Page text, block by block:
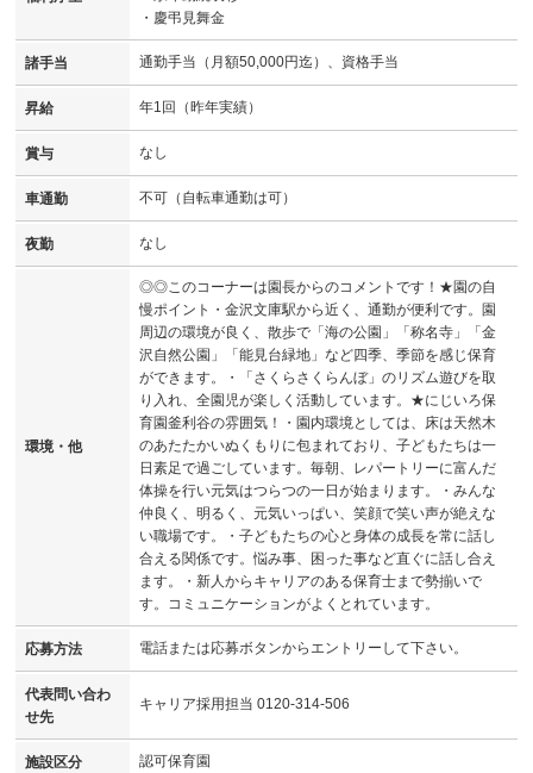
・慶弔見舞金
諸手当 通勤手当（月額50,000円迄）、資格手当
昇給 年1回（昨年実績）
賞与 なし
車通勤 不可（自転車通勤は可）
夜勤 なし
環境・他
◎◎このコーナーは園長からのコメントです！★園の自
慢ポイント・金沢文庫駅から近く、通勤が便利です。園
周辺の環境が良く、散歩で「海の公園」「称名寺」「金
沢自然公園」「能見台緑地」など四季、季節を感じ保育
ができます。・「さくらさくらんぼ」のリズム遊びを取
り入れ、全園児が楽しく活動しています。★にじいろ保
育園釜利谷の雰囲気！・園内環境としては、床は天然木
のあたたかいぬくもりに包まれており、子どもたちは一
日素足で過ごしています。毎朝、レパートリーに富んだ
体操を行い元気はつらつの一日が始まります。・みんな
仲良く、明るく、元気いっぱい、笑顔で笑い声が絶えな
い職場です。・子どもたちの心と身体の成長を常に話し
合える関係です。悩み事、困った事など直ぐに話し合え
ます。・新人からキャリアのある保育士まで勢揃いで
す。コミュニケーションがよくとれています。
応募方法 電話または応募ボタンからエントリーして下さい。
代表問い合わ
せ先
キャリア採用担当 0120-314-506
施設区分 認可保育園